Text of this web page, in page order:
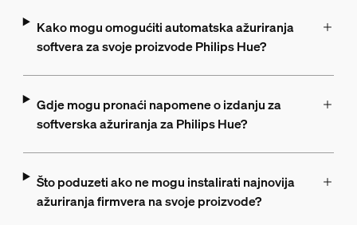
Kako mogu omogućiti automatska ažuriranja
softvera za svoje proizvode Philips Hue?
Gdje mogu pronaći napomene o izdanju za
softverska ažuriranja za Philips Hue?
Što poduzeti ako ne mogu instalirati najnovija
ažuriranja firmvera na svoje proizvode?